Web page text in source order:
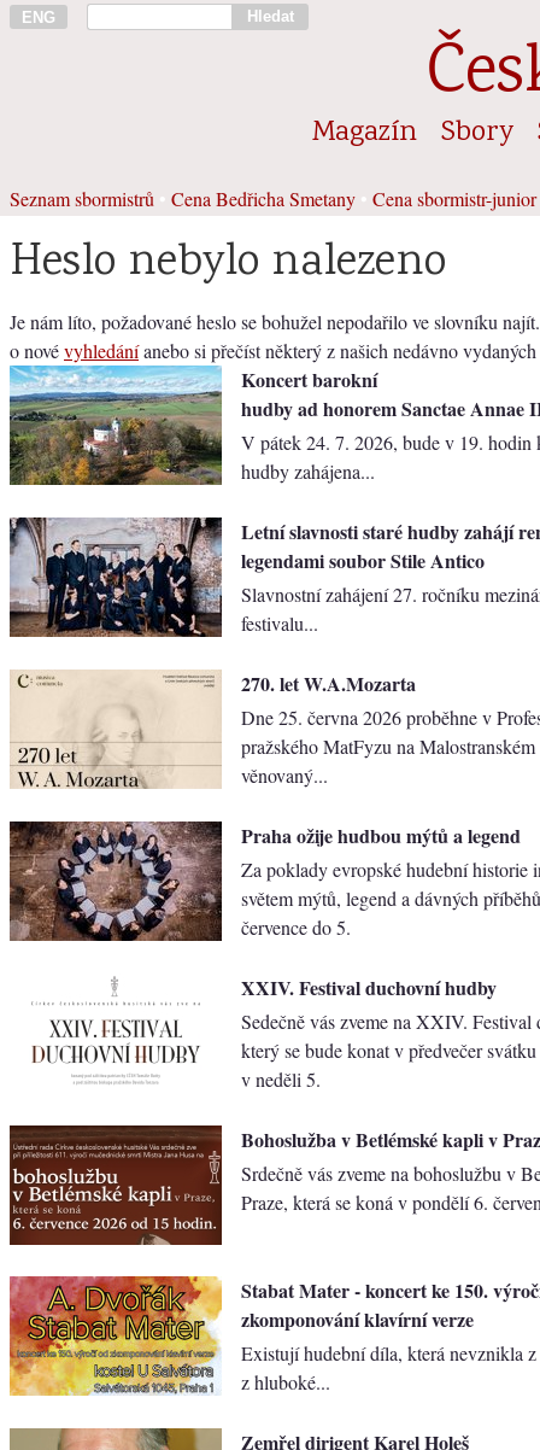
ENG Hledat
Magazín Sbory
Seznam sbormistrů Cena Bedřicha Smetany Cena sbormistr-junior
Heslo nebylo nalezeno
Je nám líto, požadované heslo se bohužel nepodařilo ve slovníku
o novévyhledáníanebo si přečíst některý z našich nedávno
Koncert barokní
hudby ad honorem Sanctae Annae
V pátek 24. 7. 2026, bude v 19. hodin
hudby zahájena...
Letní slavnosti staré hudby zahájí
legendami soubor Stile Antico
Slavnostní zahájení 27. ročníku
festivalu...
270. let W.A.Mozarta
Dne 25. června 2026 proběhne v
pražského MatFyzu na
věnovaný...
Praha ožije hudbou mýtů a legend
Za poklady evropské hudební historie
světem mýtů, legend a dávných
července do 5.
XXIV. Festival duchovní hudby
Sedečně vás zveme na XXI​V. Festival
který se bude konat v předvečer
v ​neděli 5.
Bohoslužba v Betlémské kapli v
Srdečně vás zveme na bohoslužbu v
Praze, která se koná v ​pondělí 6.
Stabat Mater - koncert ke 150.
zkomponování klavírní verze
Existují hudební díla, která nevznikla
z hluboké...
Zemřel dirigent Karel Holeš